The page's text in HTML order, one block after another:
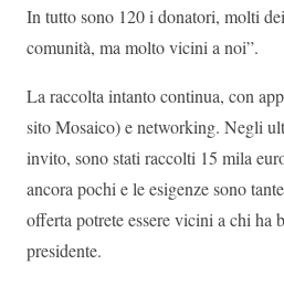
In tutto sono 120 i donatori, molti
comunità, ma molto vicini a noi”.
La raccolta intanto continua, con
sito Mosaico) e networking. Negli
invito, sono stati raccolti 15 mila
ancora pochi e le esigenze sono
offerta potrete essere vicini a chi ha
presidente.